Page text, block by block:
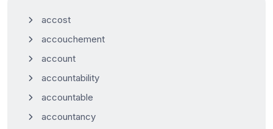
accost
accouchement
account
accountability
accountable
accountancy